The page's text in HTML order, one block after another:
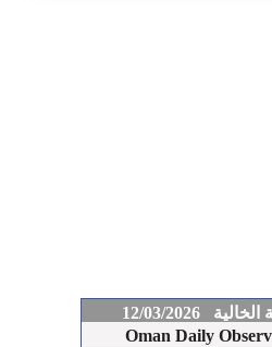
12/03/2026
Oman Daily